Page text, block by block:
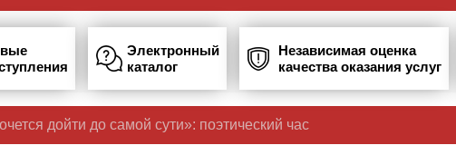
Электронный
каталог
Независимая оценка
качества оказания услуг
дойти до самой сути»: поэтический час